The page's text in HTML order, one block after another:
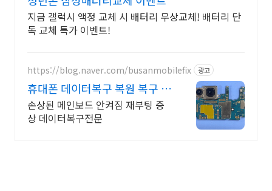
지금 갤럭시 액정 교체 시 배터리 무상교체! 배터리 단
독 교체 특가 이벤트!
https://blog.naver.com/busanmobilefix 광고
휴대폰 데이터복구 복원 복구 실
패시 비용 무료
손상된 메인보드 안켜짐 재부팅 증
상 데이터복구전문